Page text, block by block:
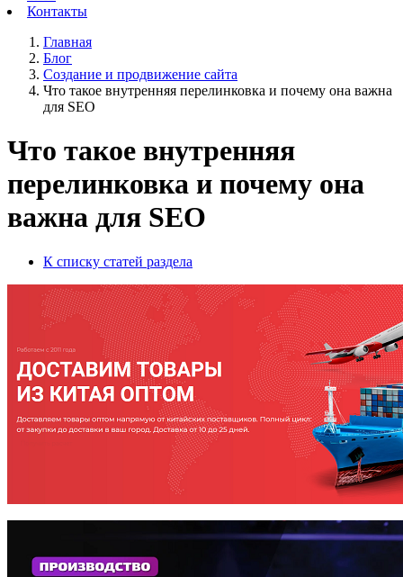
Контакты
Главная
Блог
Создание и продвижение сайта
Что такое внутренняя перелинковка и почему она важна
для SEO
Что такое внутренняя
перелинковка и почему она
важна для SEO
К списку статей раздела